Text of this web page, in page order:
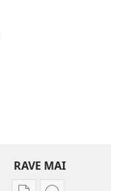
RAVE MAI